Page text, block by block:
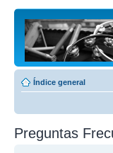
Índice general
Preguntas